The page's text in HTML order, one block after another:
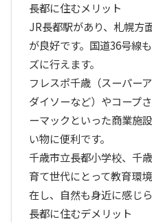
長都に住むメリット
JR長都駅があり、札幌方
が良好です。国道36号線
ズに行えます。
フレスポ千歳（スーパー
ダイソーなど）やコープ
ーマックといった商業施
い物に便利です。
千歳市立長都小学校、千
育て世代にとって教育環
在し、自然も身近に感じら
長都に住むデメリット